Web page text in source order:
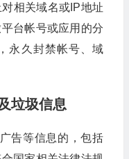
相关域名或IP地址
台帐号或应用的分
永久封禁帐号、域
垃圾信息
告等信息的，包括